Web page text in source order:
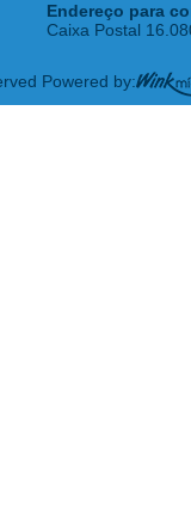
Endereço para
Caixa Postal
Powered by: